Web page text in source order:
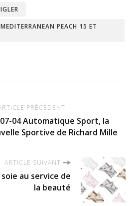
PEACH 15 ET
PRÉCÉDENT
07-04 Automatique Sport, la
Sportive de Richard Mille
ARTICLE SUIVANT
au service de
la beauté